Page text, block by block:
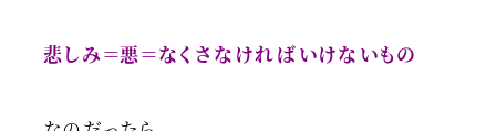
悲しみ＝悪＝なくさなければいけないもの